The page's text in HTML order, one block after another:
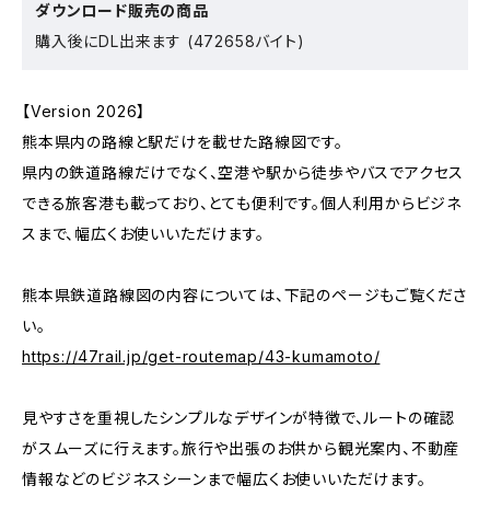
ダウンロード販売の商品
購入後にDL出来ます (472658バイト)
【Version 2026】
熊本県内の路線と駅だけを載せた路線図です。
県内の鉄道路線だけでなく、空港や駅から徒歩やバスでアクセス
できる旅客港も載っており、とても便利です。個人利用からビジネ
スまで、幅広くお使いいただけます。
熊本県鉄道路線図の内容については、下記のページもご覧くださ
い。
https://47rail.jp/get-routemap/43-kumamoto/
見やすさを重視したシンプルなデザインが特徴で、ルートの確認
がスムーズに行えます。旅行や出張のお供から観光案内、不動産
情報などのビジネスシーンまで幅広くお使いいただけます。